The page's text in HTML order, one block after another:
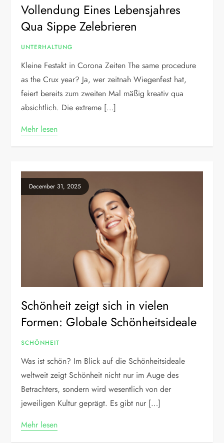
Vollendung Eines Lebensjahres
Qua Sippe Zelebrieren
UNTERHALTUNG
Kleine Festakt in Corona Zeiten The same procedure
as the Crux year? Ja, wer zeitnah Wiegenfest hat,
feiert bereits zum zweiten Mal mäßig kreativ qua
absichtlich. Die extreme […]
Mehr lesen
December 31, 2025
Schönheit zeigt sich in vielen
Formen: Globale Schönheitsideale
SCHÖNHEIT
Was ist schön? Im Blick auf die Schönheitsideale
weltweit zeigt Schönheit nicht nur im Auge des
Betrachters, sondern wird wesentlich von der
jeweiligen Kultur geprägt. Es gibt nur […]
Mehr lesen